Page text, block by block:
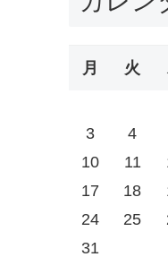
月 火
3
4
10
11
17
18
24
25
31